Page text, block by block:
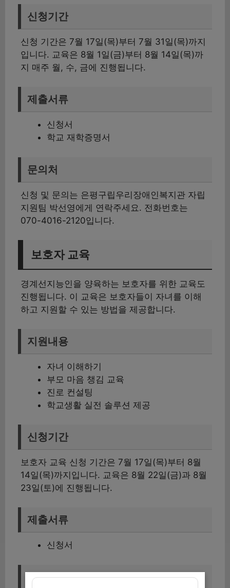
신청기간
신청 기간은 7월 17일(목)부터 7월 31일(목)까지
입니다. 교육은 8월 1일(금)부터 8월 14일(목)까
지 매주 월, 수, 금에 진행됩니다.
제출서류
신청서
학교 재학증명서
문의처
신청 및 문의는 은평구립우리장애인복지관 자립
지원팀 박선영에게 연락주세요. 전화번호는
070-4016-2120입니다.
보호자 교육
경계선지능인을 양육하는 보호자를 위한 교육도
진행됩니다. 이 교육은 보호자들이 자녀를 이해
하고 지원할 수 있는 방법을 제공합니다.
지원내용
자녀 이해하기
부모 마음 챙김 교육
진로 컨설팅
학교생활 실전 솔루션 제공
신청기간
보호자 교육 신청 기간은 7월 17일(목)부터 8월
14일(목)까지입니다. 교육은 8월 22일(금)과 8월
23일(토)에 진행됩니다.
제출서류
신청서
문의처